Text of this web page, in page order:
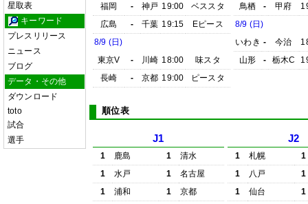
星取表
キーワード
プレスリリース
ニュース
ブログ
データ・その他
ダウンロード
toto
試合
選手
福岡
- 神戸 19:00
ベススタ
広島
- 千葉 19:15
Eピース
8/9 (日)
東京V
- 川崎 18:00
味スタ
長崎
- 京都 19:00 ピースタ
鳥栖
- 甲府
8/9 (日)
いわき - 今治
山形
- 栃木C
順位表
J1
1 鹿島 1
清水
1
水戸 1
名古屋
1
浦和 1
京都
J2
1 札幌
1
1
八戸
1
1
仙台
1